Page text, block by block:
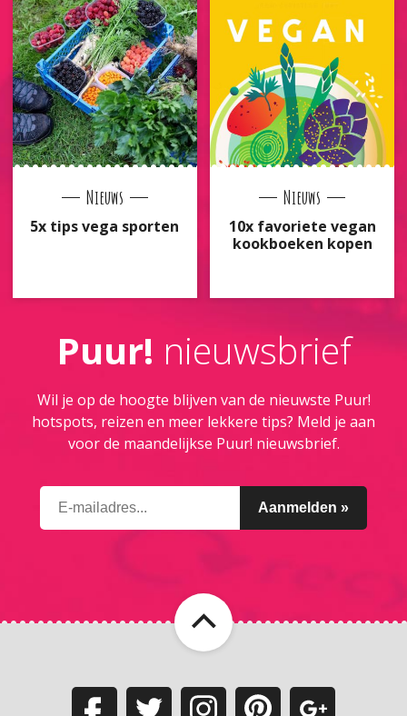
Nieuws
5x tips vega sporten
Nieuws
10x favoriete vegan
kookboeken kopen
Puur! nieuwsbrief
Wil je op de hoogte blijven van de nieuwste Puur!
hotspots, reizen en meer lekkere tips? Meld je aan
voor de maandelijkse Puur! nieuwsbrief.